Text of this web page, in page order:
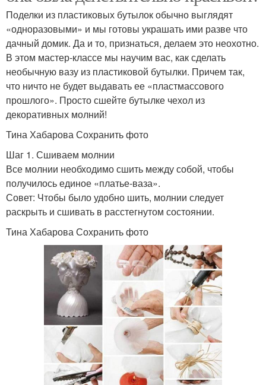
Поделки из пластиковых бутылок обычно выглядят
«одноразовыми» и мы готовы украшать ими разве что
дачный домик. Да и то, признаться, делаем это неохотно.
В этом мастер-классе мы научим вас, как сделать
необычную вазу из пластиковой бутылки. Причем так,
что ничто не будет выдавать ее «пластмассового
прошлого». Просто сшейте бутылке чехол из
декоративных молний!
Тина Хабарова Сохранить фото
Шаг 1. Сшиваем молнии
Все молнии необходимо сшить между собой, чтобы
получилось единое «платье-ваза».
Совет: Чтобы было удобно шить, молнии следует
раскрыть и сшивать в расстегнутом состоянии.
Тина Хабарова Сохранить фото